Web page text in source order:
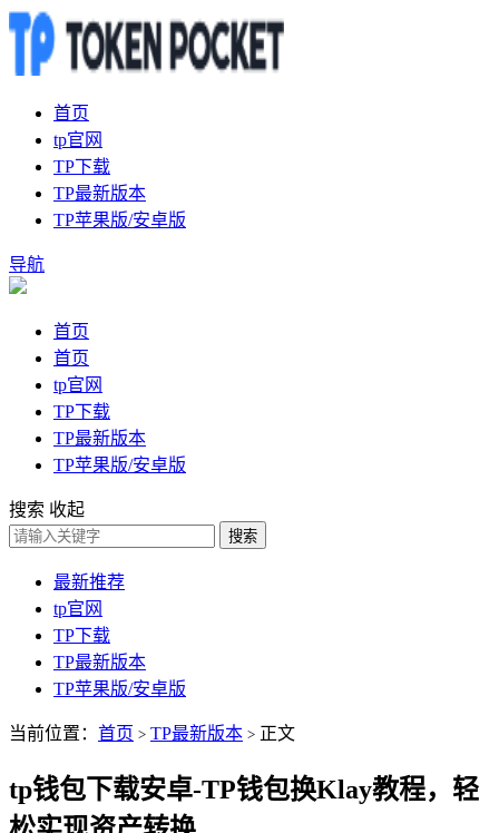
首页
tp官网
TP下载
TP最新版本
TP苹果版/安卓版
导航
首页
首页
tp官网
TP下载
TP最新版本
TP苹果版/安卓版
搜索 收起
搜索
最新推荐
tp官网
TP下载
TP最新版本
TP苹果版/安卓版
当前位置： 首页 > TP最新版本 > 正文
tp钱包下载安卓-TP钱包换Klay教程，轻